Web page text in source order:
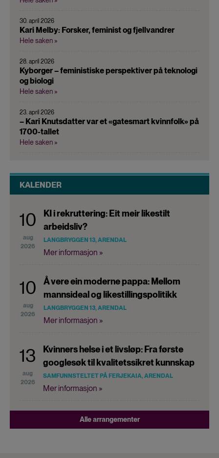
30. april 2026
Kari Melby: Forsker, feminist og fjellvandrer
Hele saken »
28. april 2026
Kyborger – feministiske perspektiver på teknologi
og biologi
Hele saken »
23. april 2026
– Kari Knutsdatter var et «gatesmart kvinnfolk» på
1700-tallet
Hele saken »
KALENDER
10
aug
2026
KI i rekruttering: Eit meir likestilt
arbeidsliv?
LANGBRYGGEN 13, ARENDAL
Mer informasjon »
10
aug
2026
Å vere ein moderne pappa: Mellom
mannsideal og likestillingspolitikk
LANGBRYGGEN 13, ARENDAL
Mer informasjon »
13
aug
2026
Kvinners helse i et livsløp: Fra første
googlesøk til kvalitetssikret kunnskap
SAMFUNNSTELTET PÅ FERJEKAIA, ARENDAL
Mer informasjon »
Alle arrangementer